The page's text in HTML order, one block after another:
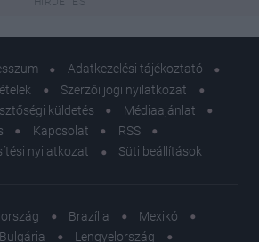
Adatkezelési tájékoztató
Szerzői jogi nyilatkozat
küldetés
Médiaajánlat
Kapcsolat
RSS
nyilatkozat
Süti beállítások
Brazília
Mexikó
Bulgária
Lengyelország